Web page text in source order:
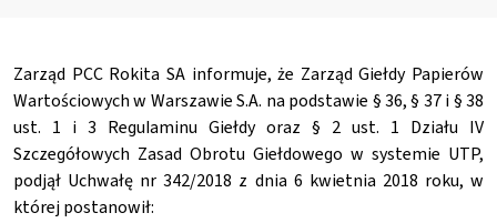
Zarząd PCC Rokita SA informuje, że Zarząd Giełdy Papierów
Wartościowych w Warszawie S.A. na podstawie § 36, § 37 i § 38
ust. 1 i 3 Regulaminu Giełdy oraz § 2 ust. 1 Działu IV
Szczegółowych Zasad Obrotu Giełdowego w systemie UTP,
podjął Uchwałę nr 342/2018 z dnia 6 kwietnia 2018 roku, w
której postanowił: